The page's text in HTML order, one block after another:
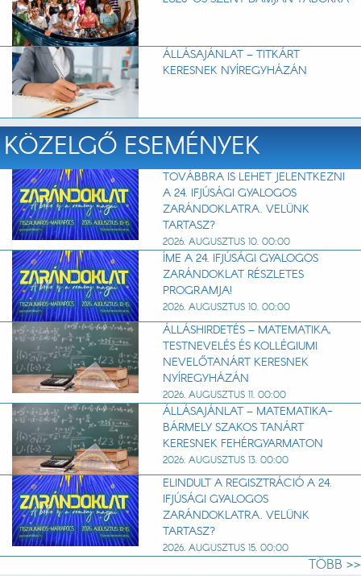
ÁLLÁSAJÁNLAT – TITKÁRT
KERESNEK NYÍREGYHÁZÁN
KÖZELGŐ ESEMÉNYEK
TOVÁBBRA IS LEHET JELENTKEZNI
A 24. IFJÚSÁGI GYALOGOS
ZARÁNDOKLATRA. VELÜNK
TARTASZ?
2026. AUGUSZTUS 10. 00:00
ÍME A 24. IFJÚSÁGI GYALOGOS
ZARÁNDOKLAT RÉSZLETES
PROGRAMJA!
2026. AUGUSZTUS 10. 00:00
ÁLLÁSHIRDETÉS – MATEMATIKA,
TESTNEVELÉS ÉS KOLLÉGIUMI
NEVELŐTANÁRT KERESNEK
NYÍREGYHÁZÁN
2026. AUGUSZTUS 11. 00:00
ÁLLÁSAJÁNLAT – MATEMATIKA-
BÁRMELY SZAKOS TANÁRT
KERESNEK FEHÉRGYARMATON
2026. AUGUSZTUS 13. 00:00
ELINDULT A REGISZTRÁCIÓ A 24.
IFJÚSÁGI GYALOGOS
ZARÁNDOKLATRA. VELÜNK
TARTASZ?
2026. AUGUSZTUS 15. 00:00
TÖBB >>